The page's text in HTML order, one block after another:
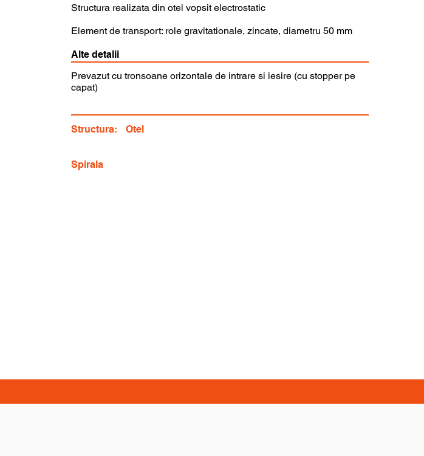
Structura realizata din otel vopsit electrostatic
Element de transport: role gravitationale, zincate, diametru 50 mm
Alte detalii
Prevazut cu tronsoane orizontale de intrare si iesire (cu stopper pe
capat)
Structura: Otel
Spirala